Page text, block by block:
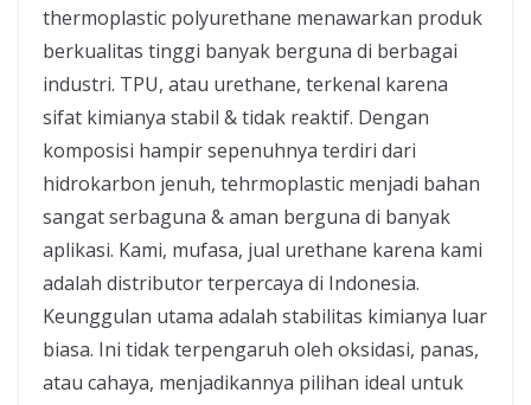
thermoplastic polyurethane menawarkan produk
berkualitas tinggi banyak berguna di berbagai
industri. TPU, atau urethane, terkenal karena
sifat kimianya stabil & tidak reaktif. Dengan
komposisi hampir sepenuhnya terdiri dari
hidrokarbon jenuh, tehrmoplastic menjadi bahan
sangat serbaguna & aman berguna di banyak
aplikasi. Kami, mufasa, jual urethane karena kami
adalah distributor terpercaya di Indonesia.
Keunggulan utama adalah stabilitas kimianya luar
biasa. Ini tidak terpengaruh oleh oksidasi, panas,
atau cahaya, menjadikannya pilihan ideal untuk